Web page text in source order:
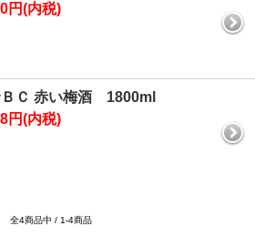
円(内税)
ＢＣ 赤い梅酒 1800ml
円(内税)
全4商品中 / 1-4商品